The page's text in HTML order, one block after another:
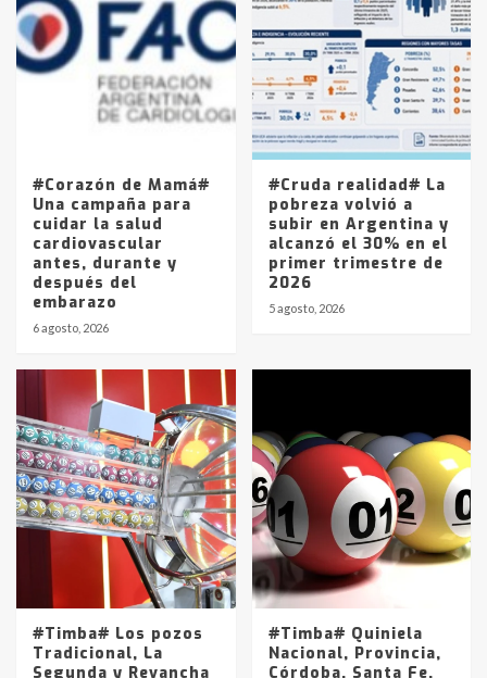
4
joven de Trenque Lauquen
Los precios de los combustibles en
La Pampa, desde YPF hasta Axion
entre 857 a 1338 pesos
#Corazón de Mamá#
Una campaña para
cuidar la salud
cardiovascular
antes, durante y
después del
embarazo
6 agosto, 2026
#Cruda realidad# La
pobreza volvió a
subir en Argentina y
alcanzó el 30% en el
primer trimestre de
2026
5 agosto, 2026
#Timba# Los pozos
Tradicional, La
Segunda y Revancha
#Timba# Quiniela
Nacional, Provincia,
Córdoba, Santa Fe,